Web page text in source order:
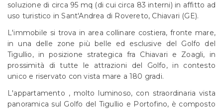
soluzione di circa 95 mq (di cui circa 83 interni) in affitto ad
uso turistico in Sant'Andrea di Rovereto, Chiavari (GE).
L'immobile si trova in area collinare costiera, fronte mare,
in una delle zone più belle ed esclusive del Golfo del
Tigullio, in posizione strategica fra Chiavari e Zoagli, in
prossimità di tutte le attrazioni del Golfo, in contesto
unico e riservato con vista mare a 180 gradi.
L'appartamento , molto luminoso, con straordinaria vista
panoramica sul Golfo del Tigullio e Portofino, è composto